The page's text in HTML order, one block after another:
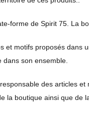
forme de Spirit 75. La
et motifs proposés dans
dans son ensemble.
des articles et
la boutique ainsi que de